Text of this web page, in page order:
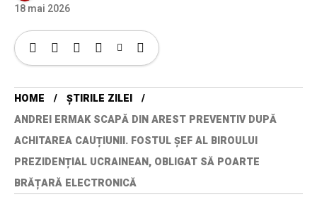
18 mai 2026
HOME
ȘTIRILE ZILEI
ANDREI ERMAK SCAPĂ DIN AREST PREVENTIV DUPĂ
ACHITAREA CAUȚIUNII. FOSTUL ȘEF AL BIROULUI
PREZIDENȚIAL UCRAINEAN, OBLIGAT SĂ POARTE
BRĂȚARĂ ELECTRONICĂ